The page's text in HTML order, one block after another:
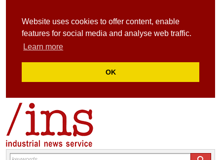
Website uses cookies to offer content, enable
features for social media and analyse web traffic.
Learn more
OK